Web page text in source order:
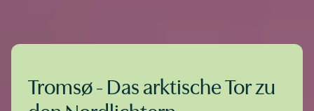
Tromsø - Das arktische Tor zu